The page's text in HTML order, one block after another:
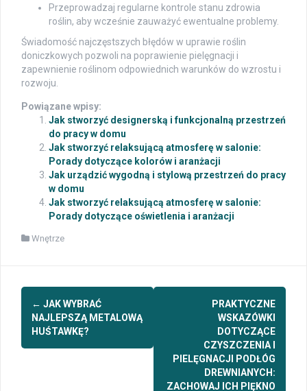
Przeprowadzaj regularne kontrole stanu zdrowia
roślin, aby wcześnie zauważyć ewentualne problemy.
Świadomość najczęstszych błędów w uprawie roślin
doniczkowych pozwoli na poprawienie pielęgnacji i
zapewnienie roślinom odpowiednich warunków do wzrostu i
rozwoju.
Powiązane wpisy:
Jak stworzyć designerską i funkcjonalną przestrzeń
do pracy w domu
Jak stworzyć relaksującą atmosferę w salonie:
Porady dotyczące kolorów i aranżacji
Jak urządzić wygodną i stylową przestrzeń do pracy
w domu
Jak stworzyć relaksującą atmosferę w salonie:
Porady dotyczące oświetlenia i aranżacji
Wnętrze
Post
navigation
← JAK WYBRAĆ
NAJLEPSZĄ METALOWĄ
HUŚTAWKĘ?
PRAKTYCZNE
WSKAZÓWKI
DOTYCZĄCE
CZYSZCZENIA I
PIELĘGNACJI PODŁÓG
DREWNIANYCH:
ZACHOWAJ ICH PIĘKNO